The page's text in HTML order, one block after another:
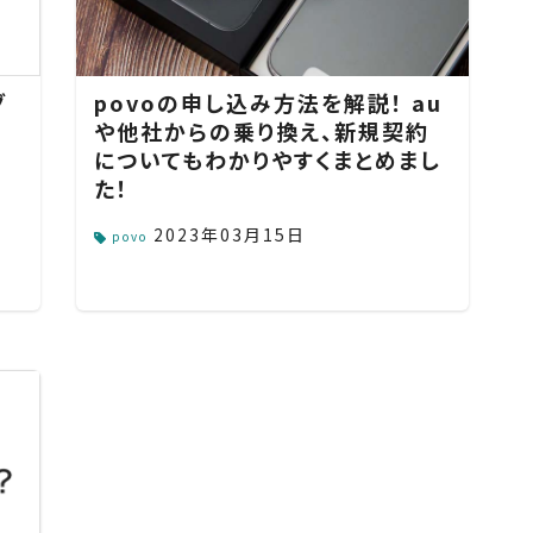
povoの申し込み方法を解説！ au
や他社からの乗り換え、新規契約
についてもわかりやすくまとめまし
た！
povo 2023年03月15日